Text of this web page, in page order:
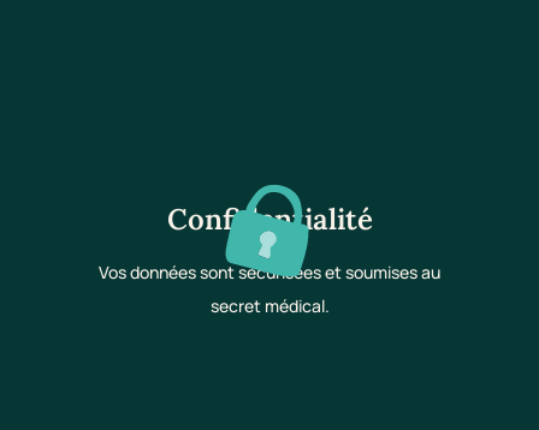
Confidentialité
Vos données sont sécurisées et soumises au
secret médical.